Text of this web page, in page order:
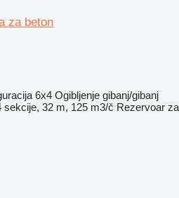
za beton
6x4 Ogibljenje gibanj/gibanj
sekcije, 32 m, 125 m3/č Rezervoar za